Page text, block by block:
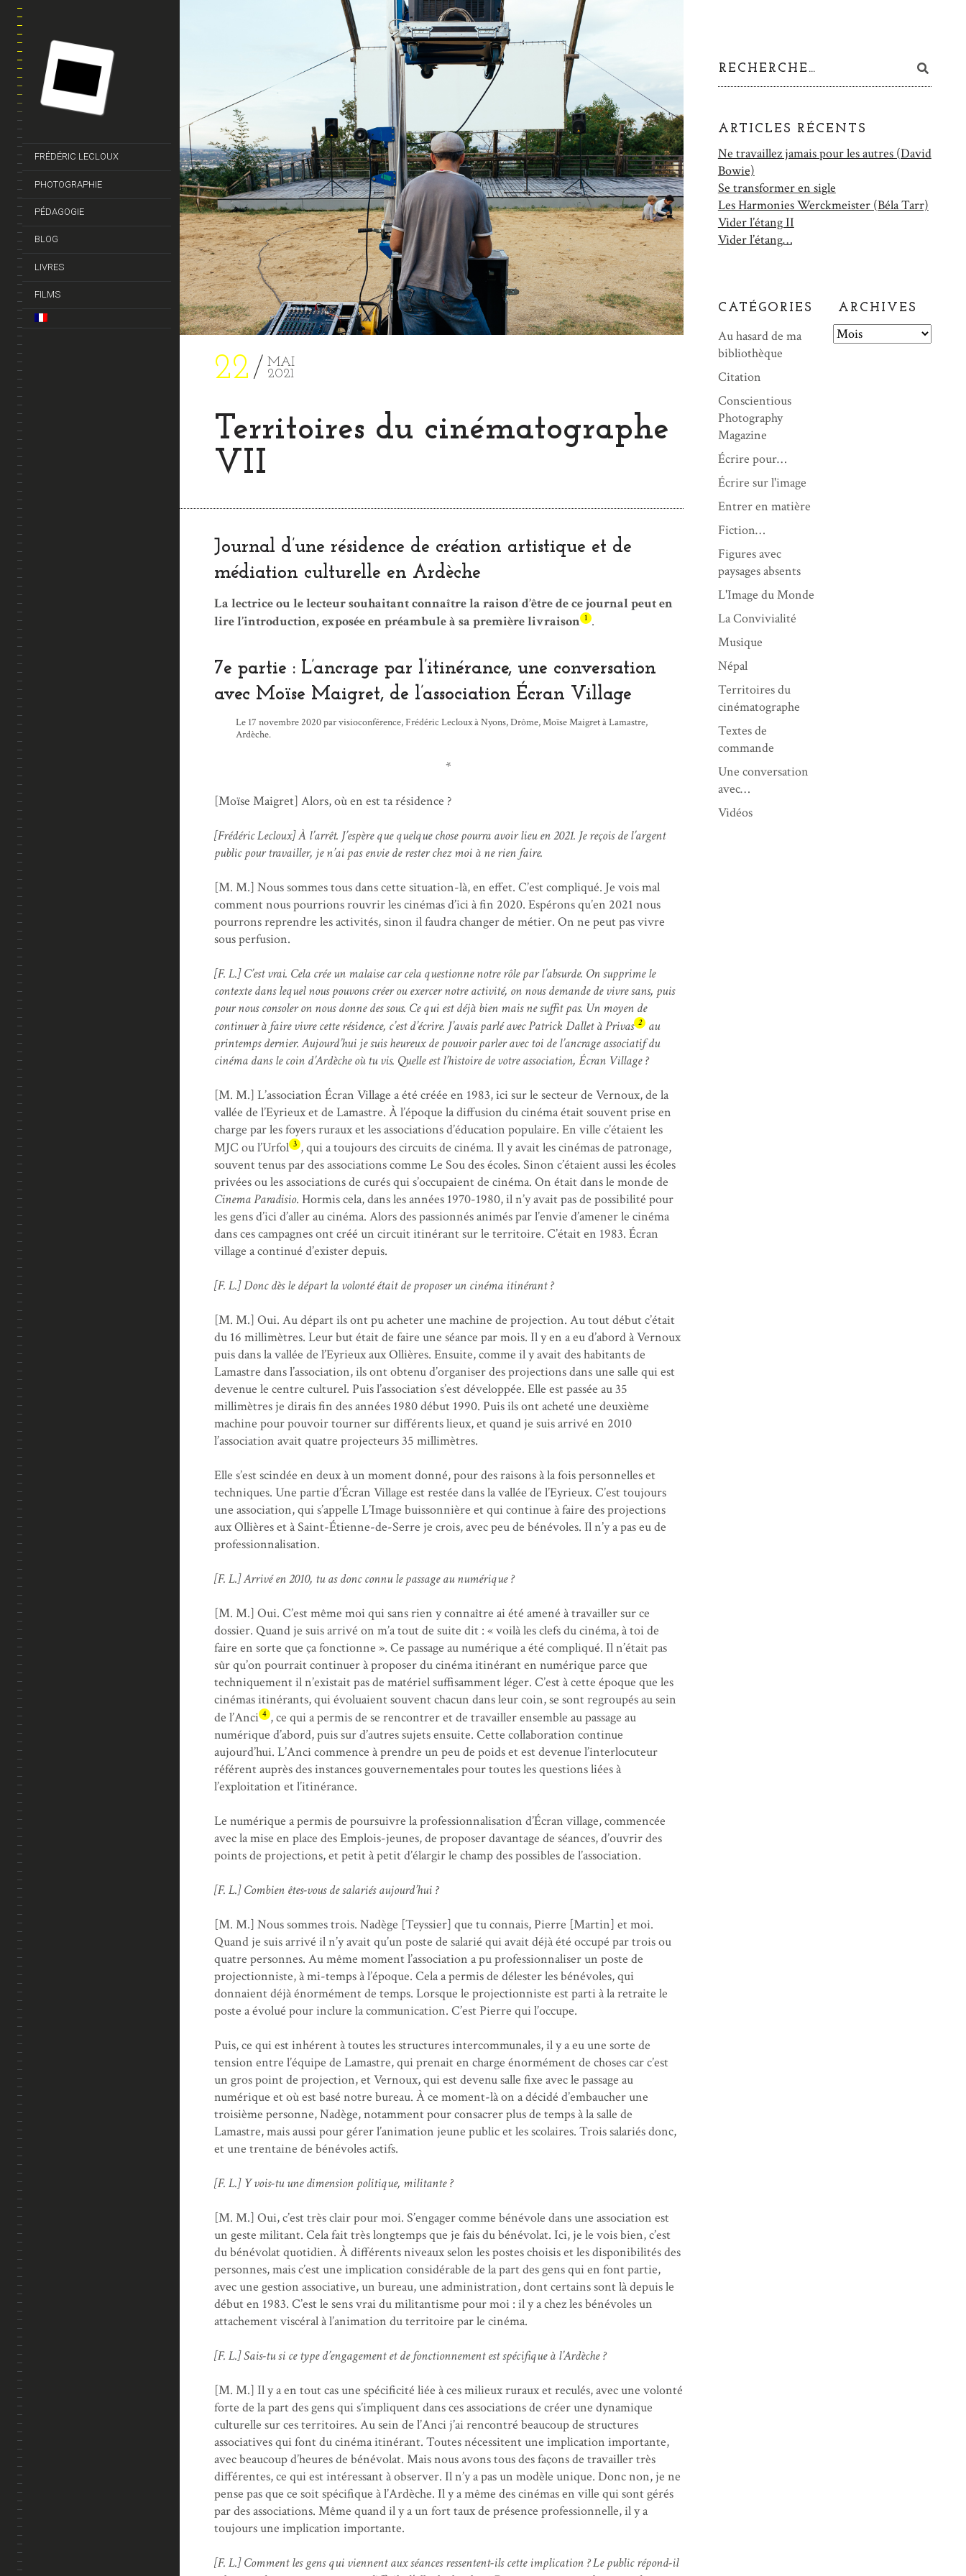
FRÉDÉRIC LECLOUX
PHOTOGRAPHIE
PÉDAGOGIE
BLOG
LIVRES
FILMS
22
MAI
2021
Territoires du cinématographe
VII
Journal d’une résidence de création artistique et de
médiation culturelle en Ardèche
La lectrice ou le lecteur souhaitant connaître la raison d’être de ce journal peut en
lire l’introduction, exposée en préambule à sa première livraison 1 .
7e partie : L’ancrage par l’itinérance, une conversation
avec Moïse Maigret, de l’association Écran Village
Le 17 novembre 2020 par visioconférence, Frédéric Lecloux à Nyons, Drôme, Moïse Maigret à Lamastre,
Ardèche.
*
[Moïse Maigret] Alors, où en est ta résidence ?
[Frédéric Lecloux] À l’arrêt. J’espère que quelque chose pourra avoir lieu en 2021. Je reçois de l’argent
public pour travailler, je n’ai pas envie de rester chez moi à ne rien faire.
[M. M.] Nous sommes tous dans cette situation-là, en effet. C’est compliqué. Je vois mal
comment nous pourrions rouvrir les cinémas d’ici à fin 2020. Espérons qu’en 2021 nous
pourrons reprendre les activités, sinon il faudra changer de métier. On ne peut pas vivre
sous perfusion.
[F. L.] C’est vrai. Cela crée un malaise car cela questionne notre rôle par l’absurde. On supprime le
contexte dans lequel nous pouvons créer ou exercer notre activité, on nous demande de vivre sans, puis
pour nous consoler on nous donne des sous. Ce qui est déjà bien mais ne suffit pas. Un moyen de
continuer à faire vivre cette résidence, c’est d’écrire. J’avais parlé avec Patrick Dallet à Privas 2
au
printemps dernier. Aujourd’hui je suis heureux de pouvoir parler avec toi de l’ancrage associatif du
cinéma dans le coin d’Ardèche où tu vis. Quelle est l’histoire de votre association, Écran Village ?
[M. M.] L’association Écran Village a été créée en 1983, ici sur le secteur de Vernoux, de la
vallée de l’Eyrieux et de Lamastre. À l’époque la diffusion du cinéma était souvent prise en
charge par les foyers ruraux et les associations d’éducation populaire. En ville c’étaient les
MJC ou l’Urfol 3 , qui a toujours des circuits de cinéma. Il y avait les cinémas de patronage,
souvent tenus par des associations comme Le Sou des écoles. Sinon c’étaient aussi les écoles
privées ou les associations de curés qui s’occupaient de cinéma. On était dans le monde de
Cinema Paradisio. Hormis cela, dans les années 1970-1980, il n’y avait pas de possibilité pour
les gens d’ici d’aller au cinéma. Alors des passionnés animés par l’envie d’amener le cinéma
dans ces campagnes ont créé un circuit itinérant sur le territoire. C’était en 1983. Écran
village a continué d’exister depuis.
[F. L.] Donc dès le départ la volonté était de proposer un cinéma itinérant ?
[M. M.] Oui. Au départ ils ont pu acheter une machine de projection. Au tout début c’était
du 16 millimètres. Leur but était de faire une séance par mois. Il y en a eu d’abord à Vernoux
puis dans la vallée de l’Eyrieux aux Ollières. Ensuite, comme il y avait des habitants de
Lamastre dans l’association, ils ont obtenu d’organiser des projections dans une salle qui est
devenue le centre culturel. Puis l’association s’est développée. Elle est passée au 35
millimètres je dirais fin des années 1980 début 1990. Puis ils ont acheté une deuxième
machine pour pouvoir tourner sur différents lieux, et quand je suis arrivé en 2010
l’association avait quatre projecteurs 35 millimètres.
Elle s’est scindée en deux à un moment donné, pour des raisons à la fois personnelles et
techniques. Une partie d’Écran Village est restée dans la vallée de l’Eyrieux. C’est toujours
une association, qui s’appelle L’Image buissonnière et qui continue à faire des projections
aux Ollières et à Saint-Étienne-de-Serre je crois, avec peu de bénévoles. Il n’y a pas eu de
professionnalisation.
[F. L.] Arrivé en 2010, tu as donc connu le passage au numérique ?
[M. M.] Oui. C’est même moi qui sans rien y connaître ai été amené à travailler sur ce
dossier. Quand je suis arrivé on m’a tout de suite dit : « voilà les clefs du cinéma, à toi de
faire en sorte que ça fonctionne ». Ce passage au numérique a été compliqué. Il n’était pas
sûr qu’on pourrait continuer à proposer du cinéma itinérant en numérique parce que
techniquement il n’existait pas de matériel suffisamment léger. C’est à cette époque que les
cinémas itinérants, qui évoluaient souvent chacun dans leur coin, se sont regroupés au sein
de l’Anci 4 , ce qui a permis de se rencontrer et de travailler ensemble au passage au
numérique d’abord, puis sur d’autres sujets ensuite. Cette collaboration continue
aujourd’hui. L’Anci commence à prendre un peu de poids et est devenue l’interlocuteur
référent auprès des instances gouvernementales pour toutes les questions liées à
l’exploitation et l’itinérance.
Le numérique a permis de poursuivre la professionnalisation d’Écran village, commencée
avec la mise en place des Emplois-jeunes, de proposer davantage de séances, d’ouvrir des
points de projections, et petit à petit d’élargir le champ des possibles de l’association.
[F. L.] Combien êtes-vous de salariés aujourd’hui ?
[M. M.] Nous sommes trois. Nadège [Teyssier] que tu connais, Pierre [Martin] et moi.
Quand je suis arrivé il n’y avait qu’un poste de salarié qui avait déjà été occupé par trois ou
quatre personnes. Au même moment l’association a pu professionnaliser un poste de
projectionniste, à mi-temps à l’époque. Cela a permis de délester les bénévoles, qui
donnaient déjà énormément de temps. Lorsque le projectionniste est parti à la retraite le
poste a évolué pour inclure la communication. C’est Pierre qui l’occupe.
Puis, ce qui est inhérent à toutes les structures intercommunales, il y a eu une sorte de
tension entre l’équipe de Lamastre, qui prenait en charge énormément de choses car c’est
un gros point de projection, et Vernoux, qui est devenu salle fixe avec le passage au
numérique et où est basé notre bureau. À ce moment-là on a décidé d’embaucher une
troisième personne, Nadège, notamment pour consacrer plus de temps à la salle de
Lamastre, mais aussi pour gérer l’animation jeune public et les scolaires. Trois salariés donc,
et une trentaine de bénévoles actifs.
[F. L.] Y vois-tu une dimension politique, militante ?
[M. M.] Oui, c’est très clair pour moi. S’engager comme bénévole dans une association est
un geste militant. Cela fait très longtemps que je fais du bénévolat. Ici, je le vois bien, c’est
du bénévolat quotidien. À différents niveaux selon les postes choisis et les disponibilités des
personnes, mais c’est une implication considérable de la part des gens qui en font partie,
avec une gestion associative, un bureau, une administration, dont certains sont là depuis le
début en 1983. C’est le sens vrai du militantisme pour moi : il y a chez les bénévoles un
attachement viscéral à l’animation du territoire par le cinéma.
[F. L.] Sais-tu si ce type d’engagement et de fonctionnement est spécifique à l’Ardèche ?
[M. M.] Il y a en tout cas une spécificité liée à ces milieux ruraux et reculés, avec une volonté
forte de la part des gens qui s’impliquent dans ces associations de créer une dynamique
culturelle sur ces territoires. Au sein de l’Anci j’ai rencontré beaucoup de structures
associatives qui font du cinéma itinérant. Toutes nécessitent une implication importante,
avec beaucoup d’heures de bénévolat. Mais nous avons tous des façons de travailler très
différentes, ce qui est intéressant à observer. Il n’y a pas un modèle unique. Donc non, je ne
pense pas que ce soit spécifique à l’Ardèche. Il y a même des cinémas en ville qui sont gérés
par des associations. Même quand il y a un fort taux de présence professionnelle, il y a
toujours une implication importante.
[F. L.] Comment les gens qui viennent aux séances ressentent-ils cette implication ? Le public répond-il
ARTICLES RÉCENTS
Ne travaillez jamais pour les autres (David
Bowie)
Se transformer en sigle
Les Harmonies Werckmeister (Béla Tarr)
Vider l’étang II
Vider l’étang…
CATÉGORIES
Au hasard de ma
bibliothèque
Citation
Conscientious
Photography
Magazine
Écrire pour…
Écrire sur l'image
Entrer en matière
Fiction…
Figures avec
paysages absents
L'Image du Monde
La Convivialité
Musique
Népal
Territoires du
cinématographe
Textes de
commande
Une conversation
avec…
Vidéos
ARCHIVES
A